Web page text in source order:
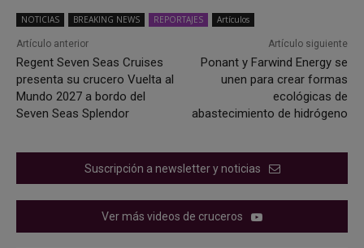
NOTICIAS BREAKING NEWS REPORTAJES Artículos
Artículo anterior
Regent Seven Seas Cruises
presenta su crucero Vuelta al
Mundo 2027 a bordo del
Seven Seas Splendor
Artículo siguiente
Ponant y Farwind Energy se
unen para crear formas
ecológicas de
abastecimiento de hidrógeno
Suscripción a newsletter y noticias
Ver más videos de cruceros